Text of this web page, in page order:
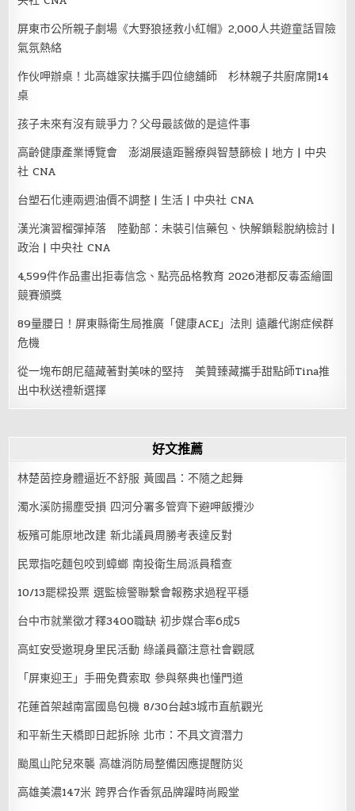
屏東市公所親子劇場《大野狼拯救小紅帽》2,000人共遊童話冒險
氣氛熱絡
作伙呷辦桌！北高雄家扶攜手四位總舖師 杉林親子共廚席開14
桌
孩子未來有沒有競爭力？父母最該做的是這件事
高齡健康產業博覽會 澎湖展遠距醫療與智慧篩檢 | 地方 | 中央
社 CNA
台塑石化連兩週油價不調整 | 生活 | 中央社 CNA
漢光演習榴彈掉落 陸勤部：未裝引信藥包、快解鎖鬆脫納檢討 |
政治 | 中央社 CNA
4,599件作品畫出拒毒信念、點亮品格教育 2026港都反毒盃繪圖
競賽頒獎
89量腰日！屏東縣衛生局推廣「健康ACE」法則 遠離代謝症候群
危機
從一塊布朗尼蘊藏著對美味的堅持 美贊臻藏攜手甜點師Tina推
出中秋送禮新選擇
好文推薦
林楚茵控身體逼近不舒服 黃國昌：不隨之起舞
濁水溪防揚塵受損 四河分署多管齊下避呷飯攪沙
板殯可能原地改建 新北議員周勝考表達反對
民眾指吃麵包咬到蟑螂 南投衛生局派員稽查
10/13罷樑投票 選監檢警聯繫會報務求過程平穩
台中市就業徵才釋3400職缺 初步媒合率6成5
高虹安受邀現身里民活動 綠議員籲注意社會觀感
「屏東迎王」手冊免費索取 參與祭典也懂門道
花蓮首架越南富國島包機 8/30台越3城市直航觀光
和平新生天橋即日起拆除 北市：不具文資潛力
颱風山陀兒來襲 高雄消防局整備因應提醒防災
高雄美濃147米 跨界合作香氛品牌躍時尚殿堂